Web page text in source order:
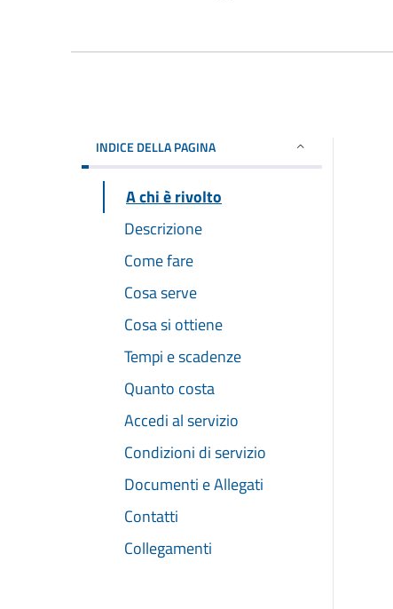
INDICE DELLA PAGINA
A chi è rivolto
Descrizione
Come fare
Cosa serve
Cosa si ottiene
Tempi e scadenze
Quanto costa
Accedi al servizio
Condizioni di servizio
Documenti e Allegati
Contatti
Collegamenti